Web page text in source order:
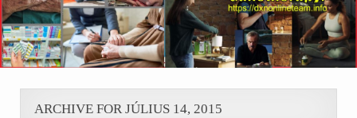
ARCHIVE FOR JÚLIUS 14, 2015